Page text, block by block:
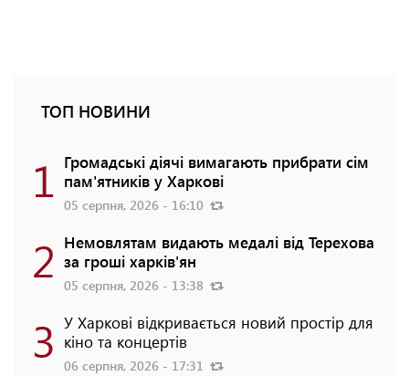
ТОП НОВИНИ
1 Громадські діячі вимагають прибрати сім
пам'ятників у Харкові
05 серпня, 2026 - 16:10
2 Немовлятам видають медалі від Терехова
за гроші харків'ян
05 серпня, 2026 - 13:38
3 У Харкові відкривається новий простір для
кіно та концертів
06 серпня, 2026 - 17:31